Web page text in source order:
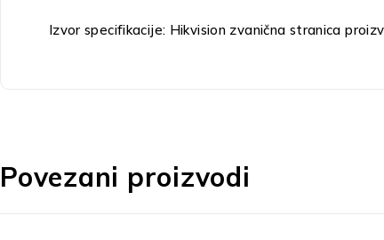
Izvor specifikacije: Hikvision zvanična stranica
Povezani proizvodi